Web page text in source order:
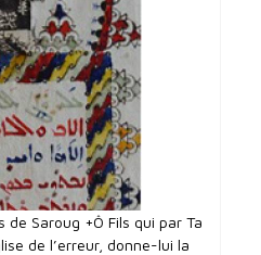
de Saroug +Ô Fils qui par Ta
de l’erreur, donne-lui la